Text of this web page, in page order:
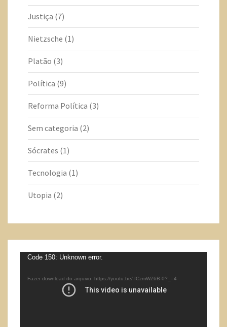
Justiça (7)
Nietzsche (1)
Platão (3)
Política (9)
Reforma Política (3)
Sem categoria (2)
Sócrates (1)
Tecnologia (1)
Utopia (2)
Tocador
Code 150: Unknown error.
Fazer download do arquivo: https://youtu.be/-fCzmWZ6B-0?_=4